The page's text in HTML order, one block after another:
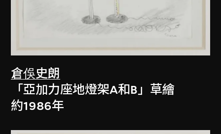
倉俁史朗
「亞加力座地燈架A和B」草繪
約1986年